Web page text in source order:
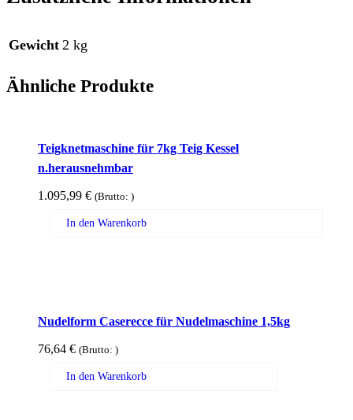
Gewicht 2 kg
Ähnliche Produkte
Teigknetmaschine für 7kg Teig Kessel
n.herausnehmbar
1.095,99 € (Brutto: )
In den Warenkorb
Nudelform Caserecce für Nudelmaschine 1,5kg
76,64 € (Brutto: )
In den Warenkorb